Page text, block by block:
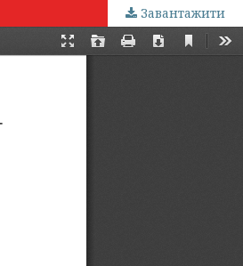
Завантажити